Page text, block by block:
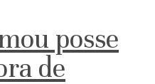
posse
de